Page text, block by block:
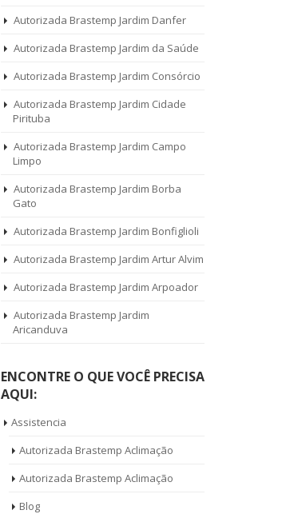
Autorizada Brastemp Jardim Danfer
Autorizada Brastemp Jardim da Saúde
Autorizada Brastemp Jardim Consórcio
Autorizada Brastemp Jardim Cidade
Pirituba
Autorizada Brastemp Jardim Campo
Limpo
Autorizada Brastemp Jardim Borba
Gato
Autorizada Brastemp Jardim Bonfiglioli
Autorizada Brastemp Jardim Artur Alvim
Autorizada Brastemp Jardim Arpoador
Autorizada Brastemp Jardim
Aricanduva
ENCONTRE O QUE VOCÊ PRECISA
AQUI:
Assistencia
Autorizada Brastemp Aclimação
Autorizada Brastemp Aclimação
Blog